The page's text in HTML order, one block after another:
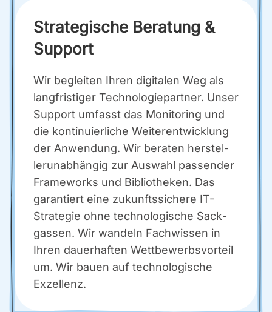
Stra­te­gi­sche Bera­tung &
Sup­port
Wir beglei­ten Ihren digi­ta­len Weg als
lang­fris­ti­ger Tech­no­lo­gie­part­ner. Unser
Sup­port umfasst das Moni­to­ring und
die kon­ti­nu­ier­li­che Wei­ter­ent­wick­lung
der Anwen­dung. Wir bera­ten her­stel­
ler­un­ab­hän­gig zur Aus­wahl pas­sen­der
Frame­works und Biblio­the­ken. Das
garan­tiert eine zukunfts­si­che­re IT-
Stra­te­gie ohne tech­no­lo­gi­sche Sack­
gas­sen. Wir wan­deln Fach­wis­sen in
Ihren dau­er­haf­ten Wett­be­werbs­vor­teil
um. Wir bau­en auf tech­no­lo­gi­sche
Exzel­lenz.